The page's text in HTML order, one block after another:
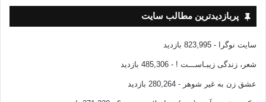
پربازدیدترین مطالب سایت
سایت نوگرا - 823,995 بازدید
شعر، زندگی زیبـاســـت ! - 485,306 بازدید
عشق زن به غیر شوهر - 280,264 بازدید